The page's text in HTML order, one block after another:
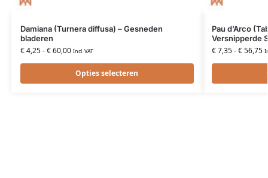
Damiana (Turnera diffusa) – Gesneden
bladeren
€4,25-€60,00 Incl. VAT
Opties selecteren
Pau d’Arco
Versnipperde
€7,35-€56,75